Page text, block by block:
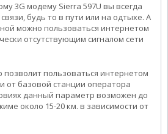
3G модему Sierra 597U вы всегда
будь то в пути или на одтыхе. А
можно пользоваться интернетом
отсутствующим сигналом сети
позволит пользоваться интернетом
от базовой станции оператора
данный параметр возможен до
около 15-20 км. в зависимости от